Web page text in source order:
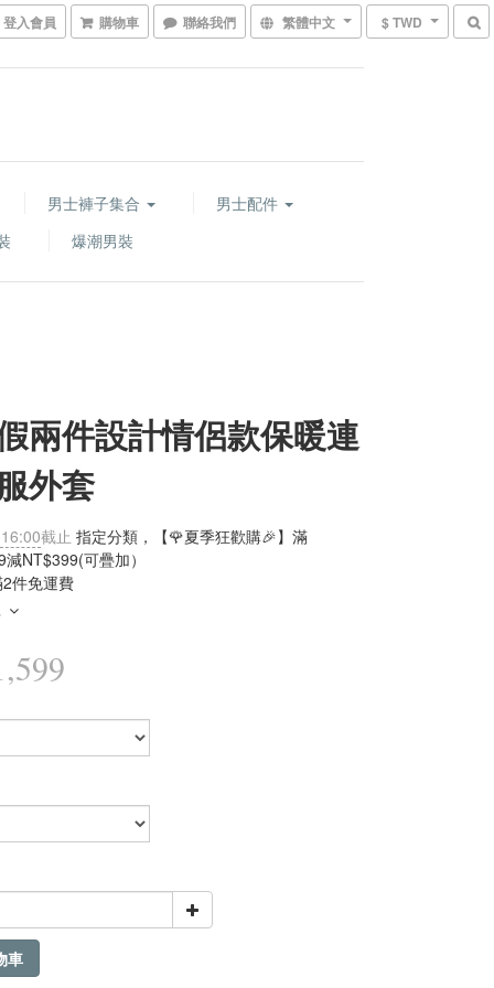
登入會員 購物車 聯絡我們 繁體中文 $ TWD
男士褲子集合
男士配件
爆潮男裝
兩件設計情侶款保暖連
外套
截止 指定分類，【🌹夏季狂歡購🎉】滿
NT$399(可疊加）
件免運費
車